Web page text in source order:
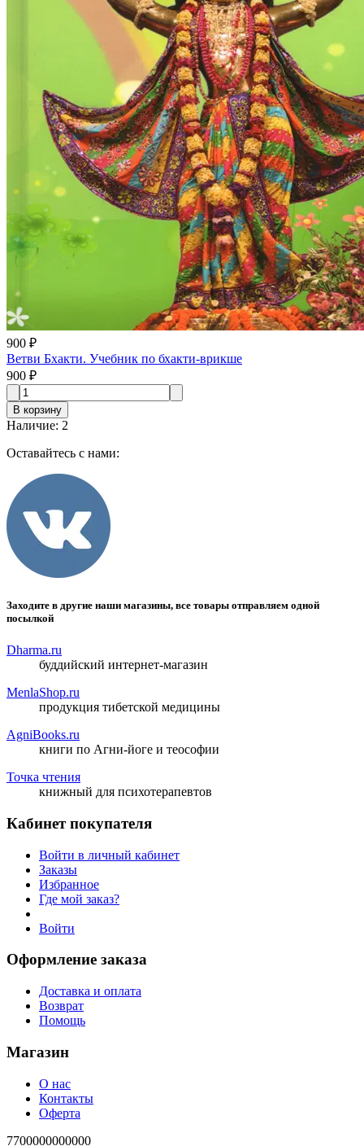
900 ₽
Ветви Бхакти. Учебник по бхакти-врикше
900 ₽
В корзину
Наличие: 2
Оставайтесь с нами:
Заходите в другие наши магазины, все товары отправляем одной
посылкой
Dharma.ru
буддийский интернет-магазин
MenlaShop.ru
продукция тибетской медицины
AgniBooks.ru
книги по Агни-йоге и теософии
Точка чтения
книжный для психотерапевтов
Кабинет покупателя
Войти в личный кабинет
Заказы
Избранное
Где мой заказ?
Войти
Оформление заказа
Доставка и оплата
Возврат
Помощь
Магазин
О нас
Контакты
Оферта
7700000000000